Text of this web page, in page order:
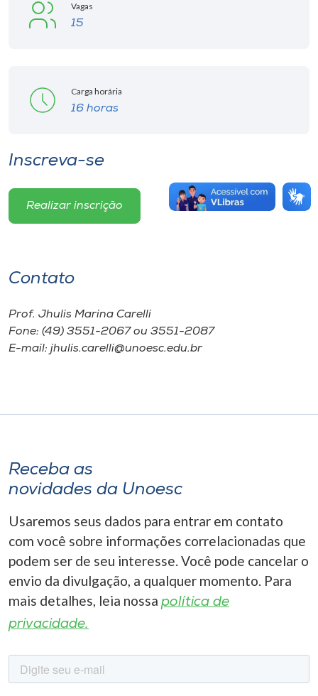
Vagas
15
Carga horária
16 horas
Inscreva-se
Realizar inscrição
Contato
Prof. Jhulis Marina Carelli
Fone: (49) 3551-2067 ou 3551-2087
E-mail: jhulis.carelli@unoesc.edu.br
Receba as
novidades da Unoesc
Usaremos seus dados para entrar em contato
com você sobre informações correlacionadas que
podem ser de seu interesse. Você pode cancelar o
envio da divulgação, a qualquer momento. Para
mais detalhes, leia nossa política de
privacidade.